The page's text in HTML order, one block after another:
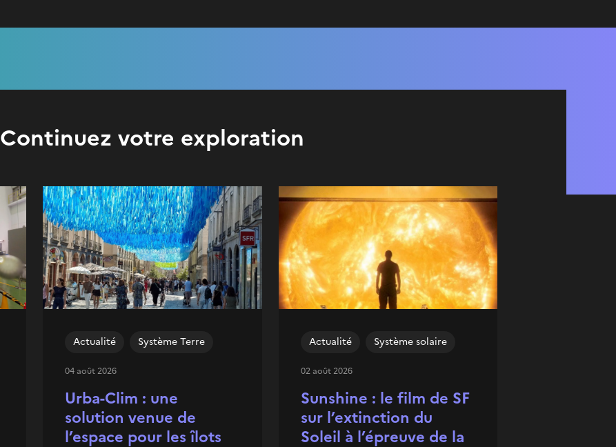
Continuez votre exploration
Urba-Clim : une
solution venue de
l’espace pour les îlots
Actualité Système Terre
04 août 2026
Sunshine : le film de SF
sur l’extinction du
Soleil à l’épreuve de la
Actualité Système solaire
02 août 2026